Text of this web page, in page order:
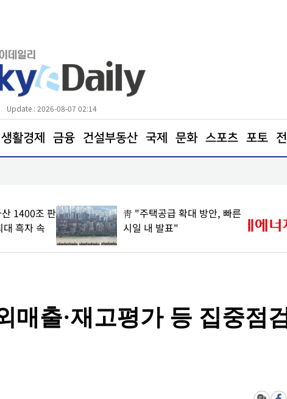
Update : 2026-08-07 02:14
생활경제 금융 건설부동산 국제 문화 스포츠 포토
1400조 판
대 흑자 속
靑 "주택공급 확대 방안, 빠른
시일 내 발표"
출·재고평가 등 집중점